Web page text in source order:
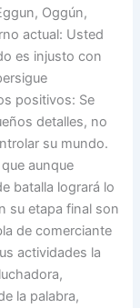
Oggún,
actual: Usted
es injusto con
positivos: Se
detalles, no
su mundo.
aunque
batalla logrará lo
su etapa final son
de comerciante
actividades la
la palabra,